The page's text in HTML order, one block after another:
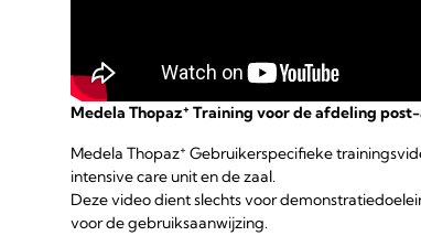
Medela Thopaz+ Training voor de afdeling
Medela Thopaz+ Gebruikerspecifieke
intensive care unit en de zaal.
Deze video dient slechts voor
voor de gebruiksaanwijzing.